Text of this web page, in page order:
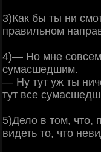
3)Как бы ты ни
правильном
4)— Но мне совсем
сумасшедшим.
— Ну тут уж ты
тут все
5)Дело в том, что,
видеть то, что